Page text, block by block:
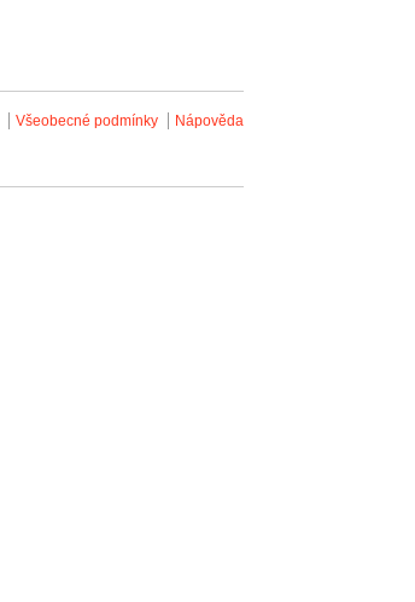
Všeobecné podmínky Nápověda